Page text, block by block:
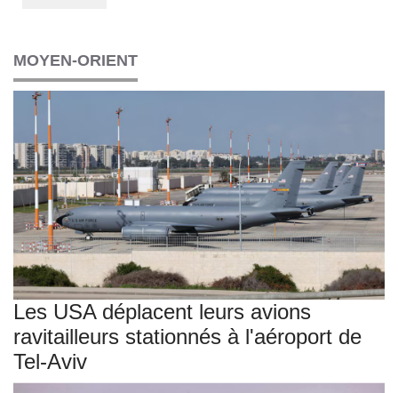
MOYEN-ORIENT
Les USA déplacent leurs avions
ravitailleurs stationnés à l'aéroport de
Tel-Aviv